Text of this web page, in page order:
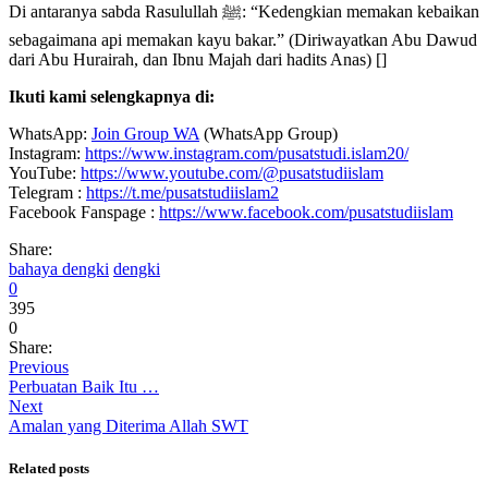
Di antaranya sabda Rasulullah ﷺ: “Kedengkian memakan kebaikan
sebagaimana api memakan kayu bakar.” (Diriwayatkan Abu Dawud
dari Abu Hurairah, dan Ibnu Majah dari hadits Anas) []
Ikuti kami selengkapnya di:
WhatsApp: Join Group WA (WhatsApp Group)
Instagram: https://www.instagram.com/pusatstudi.islam20/
YouTube: https://www.youtube.com/@pusatstudiislam
Telegram : https://t.me/pusatstudiislam2
Facebook Fanspage : https://www.facebook.com/pusatstudiislam
Share:
bahaya dengki dengki
0
395
0
Share:
Previous
Perbuatan Baik Itu …
Next
Amalan yang Diterima Allah SWT
Related posts